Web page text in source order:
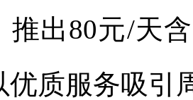
推出80元/天
优质服务吸引